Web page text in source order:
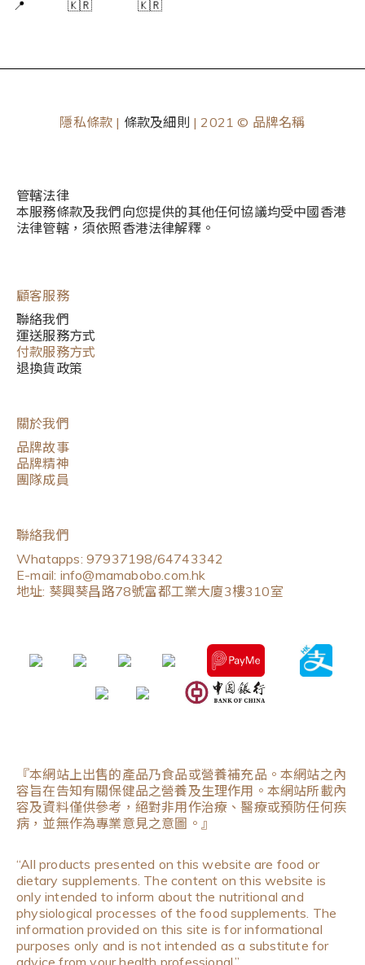
隱私條款 | 條款及細則 | 2021 © 品牌名稱
管轄法律
本服務條款及我們向您提供的其他任何協議均受中國香港
法律管轄，須依照香港法律解釋。
顧客服務
聯絡我們
運送服務方式
付款服務方式
退換貨政策
關於我們
品牌故事
品牌精神
團隊成員
聯絡我們
Whatapps: 97937198/64743342
E-mail: info@mamabobo.com.hk
地址: 葵興葵昌路78號富都工業大廈3樓310室
『本網站上出售的產品乃食品或營養補充品。本網站之內
容旨在告知有關保健品之營養及生理作用。本網站所載內
容及資料僅供參考，絕對非用作治療、醫療或預防任何疾
病，並無作為專業意見之意圖。』
“All products presented on this website are food or
dietary supplements. The content on this website is
only intended to inform about the nutritional and
physiological processes of the food supplements. The
information provided on this site is for informational
purposes only and is not intended as a substitute for